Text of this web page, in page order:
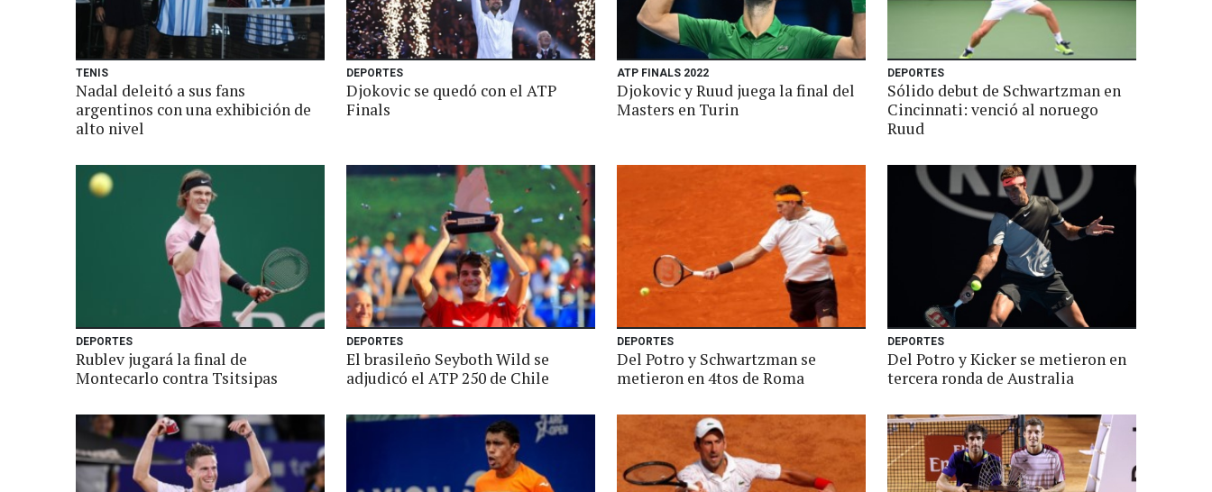
TENIS
Nadal deleitó a sus fans
argentinos con una exhibición de
alto nivel
DEPORTES
Djokovic se quedó con el ATP
Finals
ATP FINALS 2022
Djokovic y Ruud juega la final del
Masters en Turin
DEPORTES
Sólido debut de Schwartzman en
Cincinnati: venció al noruego
Ruud
DEPORTES
Rublev jugará la final de
Montecarlo contra Tsitsipas
DEPORTES
El brasileño Seyboth Wild se
adjudicó el ATP 250 de Chile
DEPORTES
Del Potro y Schwartzman se
metieron en 4tos de Roma
DEPORTES
Del Potro y Kicker se metieron en
tercera ronda de Australia